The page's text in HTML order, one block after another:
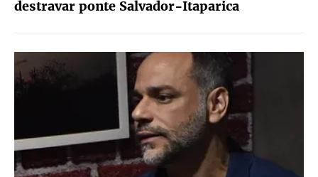
destravar ponte Salvador-Itaparica